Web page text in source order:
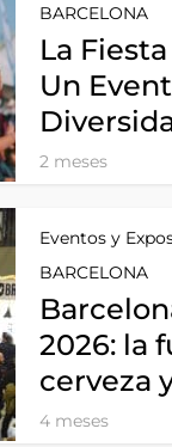
BARCELONA
La
Un
2 meses
Eventos y
BARCELONA
2026: la
cerveza
4 meses